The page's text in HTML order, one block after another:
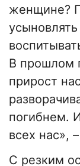
женщине?
В прошлом
прирост
погибнем.
всех нас»,
С резким